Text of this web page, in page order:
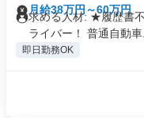
月給38万円～60万円
求める人材: ★履歴書
ライバー！ 普通自動車
即日勤務OK